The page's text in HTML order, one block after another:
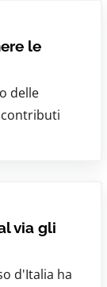
le
delle
contributi
via gli
d'Italia ha